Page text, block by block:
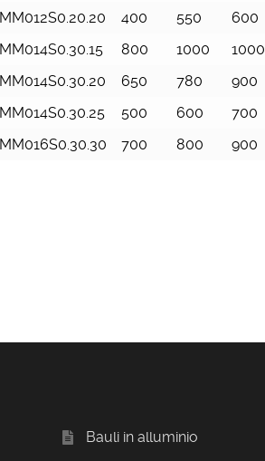
MM012S0.20.20 400 550 600
MM014S0.30.15 800 1000 1000
MM014S0.30.20 650 780 900
MM014S0.30.25 500 600 700
MM016S0.30.30 700 800 900
Bauli in alluminio